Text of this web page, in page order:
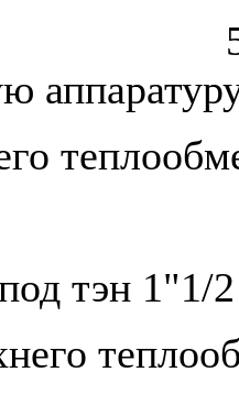
тэн 1"1/2